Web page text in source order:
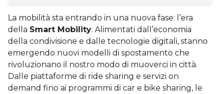
La mobilità sta entrando in una nuova fase: l’era
della Smart Mobility. Alimentati dall’economia
della condivisione e dalle tecnologie digitali, stanno
emergendo nuovi modelli di spostamento che
rivoluzionano il nostro modo di muoverci in città.
Dalle piattaforme di ride sharing e servizi on
demand fino ai programmi di car e bike sharing, le